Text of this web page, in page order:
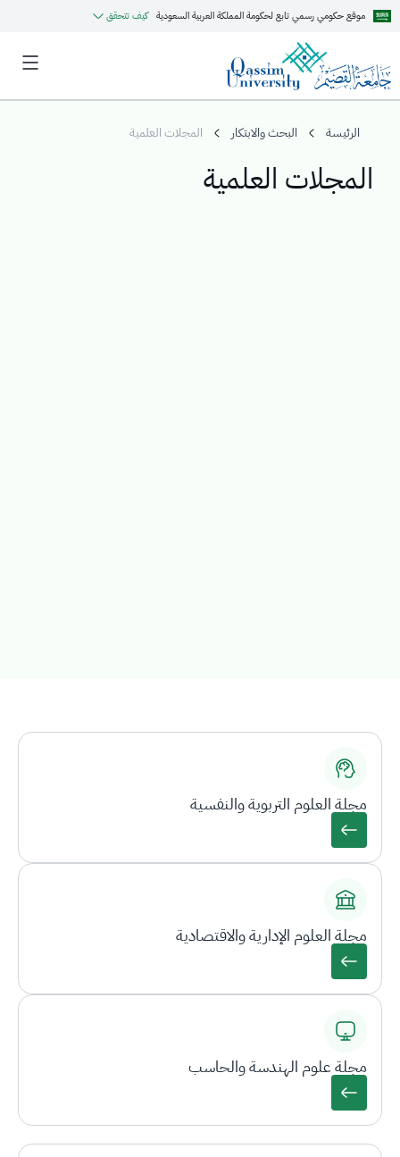
موقع حكومي رسمي تابع لحكومة المملكة العربية السعودية كيف تتحقق
الرئيسة البحث والابتكار المجلات العلمية
المجلات العلمية
مجلة العلوم التربوية والنفسية
مجلة العلوم الإدارية والاقتصادية
مجلة علوم الهندسة والحاسب